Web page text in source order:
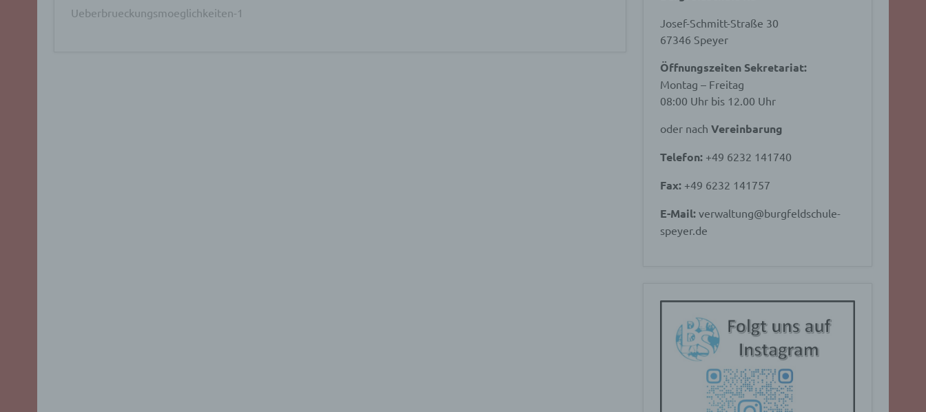
Ueberbrueckungsmoeglichkeiten-1
Josef-Schmitt-Straße 30
67346 Speyer
Öffnungszeiten Sekretariat:
Montag – Freitag
08:00 Uhr bis 12.00 Uhr
oder nachVereinbarung
Telefon: +49 6232 141740
Fax: +49 6232 141757
E-Mail: verwaltung@burgfeldschule-
speyer.de